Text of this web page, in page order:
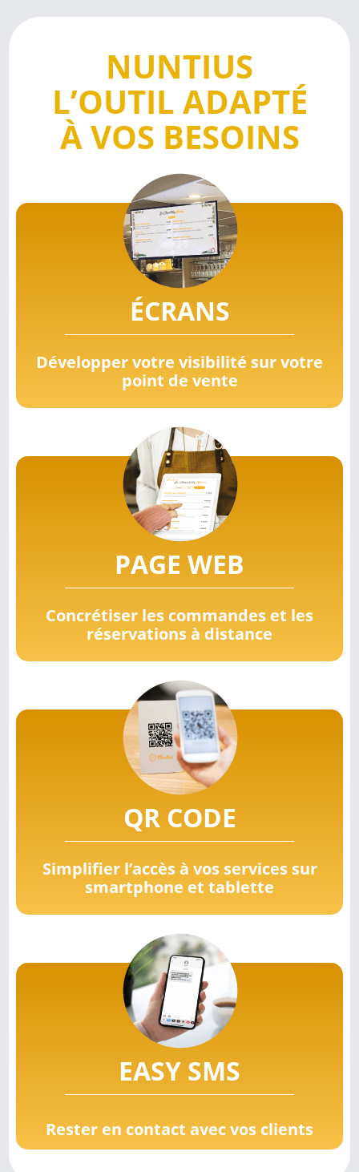
NUNTIUS
L’OUTIL ADAPTÉ
À VOS BESOINS
ÉCRANS
Développer votre visibilité sur votre
point de vente
PAGE WEB
Concrétiser les commandes et les
réservations à distance
QR CODE
Simplifier l’accès à vos services sur
smartphone et tablette
EASY SMS
Rester en contact avec vos clients